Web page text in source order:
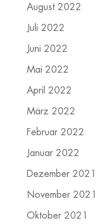
August 2022
Juli 2022
Juni 2022
Mai 2022
April 2022
März 2022
Februar 2022
Januar 2022
Dezember 2021
November 2021
Oktober 2021